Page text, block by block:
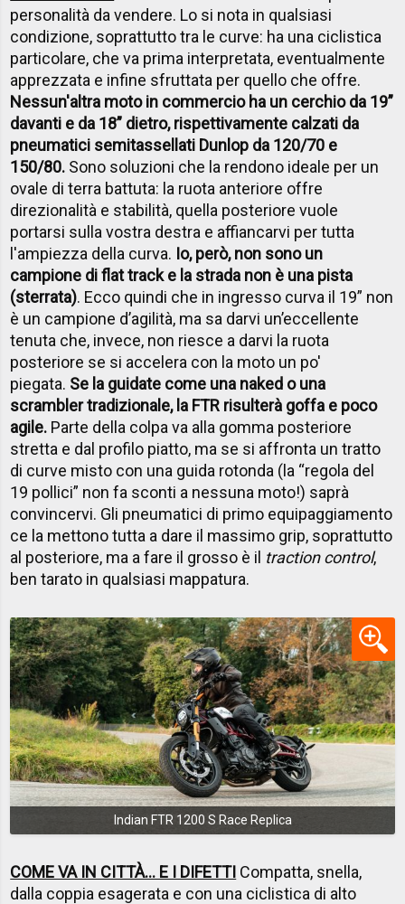
personalità da vendere. Lo si nota in qualsiasi
condizione, soprattutto tra le curve: ha una ciclistica
particolare, che va prima interpretata, eventualmente
apprezzata e infine sfruttata per quello che offre.
Nessun'altra moto in commercio ha un cerchio da 19”
davanti e da 18” dietro, rispettivamente calzati da
pneumatici semitassellati Dunlop da 120/70 e
150/80. Sono soluzioni che la rendono ideale per un
ovale di terra battuta: la ruota anteriore offre
direzionalità e stabilità, quella posteriore vuole
portarsi sulla vostra destra e affiancarvi per tutta
l'ampiezza della curva. Io, però, non sono un
campione di flat track e la strada non è una pista
(sterrata). Ecco quindi che in ingresso curva il 19” non
è un campione d’agilità, ma sa darvi un’eccellente
tenuta che, invece, non riesce a darvi la ruota
posteriore se si accelera con la moto un po'
piegata. Se la guidate come una naked o una
scrambler tradizionale, la FTR risulterà goffa e poco
agile. Parte della colpa va alla gomma posteriore
stretta e dal profilo piatto, ma se si affronta un tratto
di curve misto con una guida rotonda (la “regola del
19 pollici” non fa sconti a nessuna moto!) saprà
convincervi. Gli pneumatici di primo equipaggiamento
ce la mettono tutta a dare il massimo grip, soprattutto
al posteriore, ma a fare il grosso è il traction control,
ben tarato in qualsiasi mappatura.
Indian FTR 1200 S Race Replica
COME VA IN CITTÀ... E I DIFETTI Compatta, snella,
dalla coppia esagerata e con una ciclistica di alto